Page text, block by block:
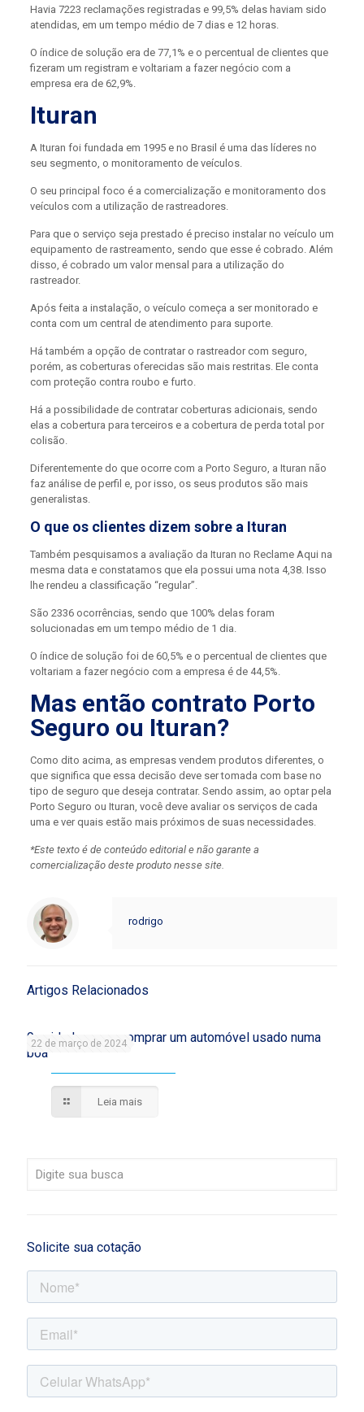
Havia 7223 reclamações registradas e 99,5% delas haviam sido
atendidas, em um tempo médio de 7 dias e 12 horas.
O índice de solução era de 77,1% e o percentual de clientes que
fizeram um registram e voltariam a fazer negócio com a
empresa era de 62,9%.
Ituran
A Ituran foi fundada em 1995 e no Brasil é uma das líderes no
seu segmento, o monitoramento de veículos.
O seu principal foco é a comercialização e monitoramento dos
veículos com a utilização de rastreadores.
Para que o serviço seja prestado é preciso instalar no veículo um
equipamento de rastreamento, sendo que esse é cobrado. Além
disso, é cobrado um valor mensal para a utilização do
rastreador.
Após feita a instalação, o veículo começa a ser monitorado e
conta com um central de atendimento para suporte.
Há também a opção de contratar o rastreador com seguro,
porém, as coberturas oferecidas são mais restritas. Ele conta
com proteção contra roubo e furto.
Há a possibilidade de contratar coberturas adicionais, sendo
elas a cobertura para terceiros e a cobertura de perda total por
colisão.
Diferentemente do que ocorre com a Porto Seguro, a Ituran não
faz análise de perfil e, por isso, os seus produtos são mais
generalistas.
O que os clientes dizem sobre a Ituran
Também pesquisamos a avaliação da Ituran no Reclame Aqui na
mesma data e constatamos que ela possui uma nota 4,38. Isso
lhe rendeu a classificação “regular”.
São 2336 ocorrências, sendo que 100% delas foram
solucionadas em um tempo médio de 1 dia.
O índice de solução foi de 60,5% e o percentual de clientes que
voltariam a fazer negócio com a empresa é de 44,5%.
Mas então contrato Porto
Seguro ou Ituran?
Como dito acima, as empresas vendem produtos diferentes, o
que significa que essa decisão deve ser tomada com base no
tipo de seguro que deseja contratar. Sendo assim, ao optar pela
Porto Seguro ou Ituran, você deve avaliar os serviços de cada
uma e ver quais estão mais próximos de suas necessidades.
*Este texto é de conteúdo editorial e não garante a
comercialização deste produto nesse site.
rodrigo
Artigos Relacionados
22 de março de 2024
9 cuidados para comprar um automóvel usado numa
boa
Leia mais
Solicite sua cotação